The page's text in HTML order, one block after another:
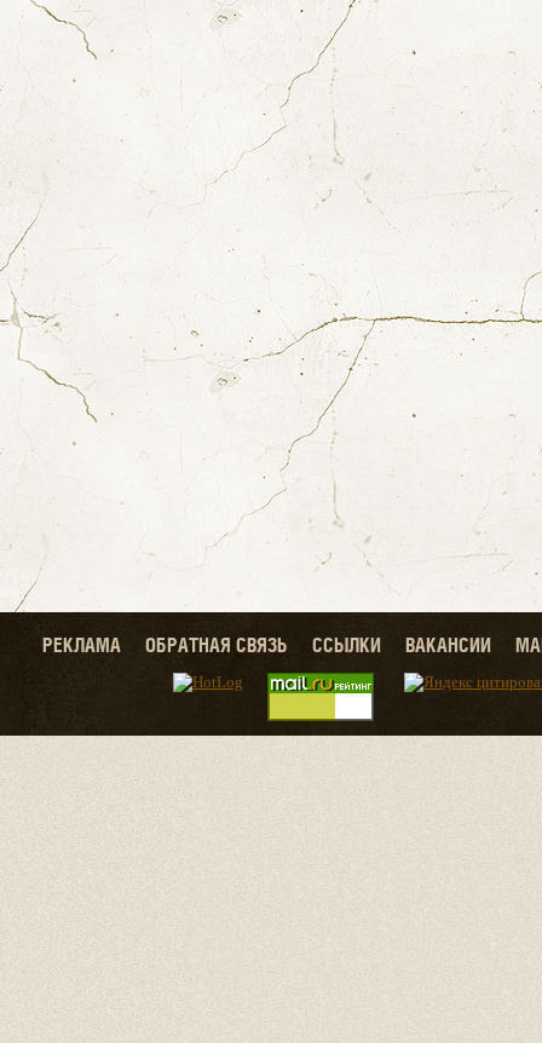
РЕКЛАМА ОБРАТНАЯ СВЯЗЬ ССЫЛКИ ВАКАНСИИ